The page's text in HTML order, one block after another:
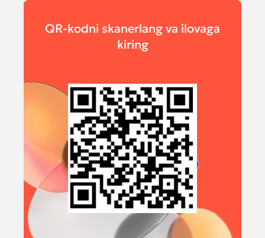
QR-kodni skanerlang va ilovaga
kiring